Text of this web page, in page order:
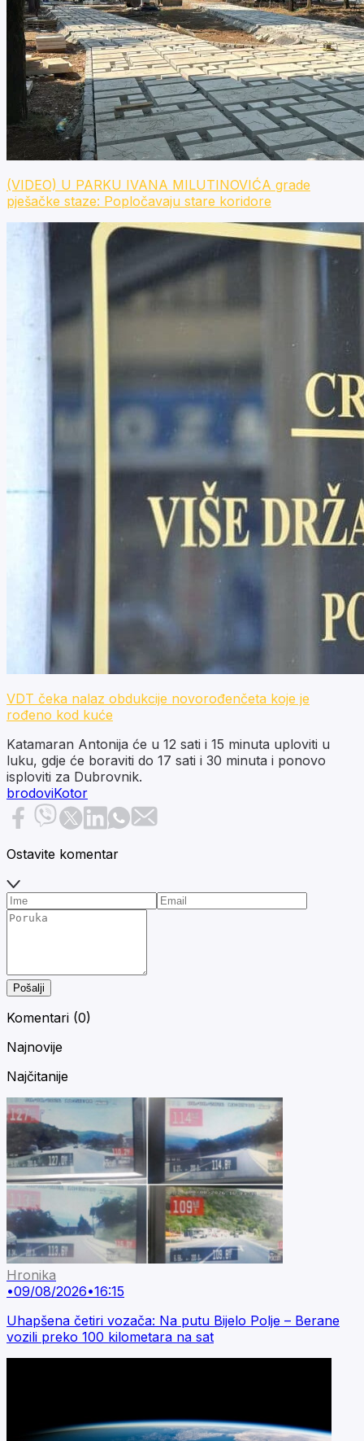
(VIDEO) U PARKU IVANA MILUTINOVIĆA grade
pješačke staze: Popločavaju stare koridore
VDT čeka nalaz obdukcije novorođenčeta koje je
rođeno kod kuće
Katamaran Antonija će u 12 sati i 15 minuta uploviti u
luku, gdje će boraviti do 17 sati i 30 minuta i ponovo
isploviti za Dubrovnik.
brodoviKotor
Ostavite komentar
Pošalji
Komentari (0)
Najnovije
Najčitanije
Hronika
•09/08/2026•16:15
Uhapšena četiri vozača: Na putu Bijelo Polje – Berane
vozili preko 100 kilometara na sat